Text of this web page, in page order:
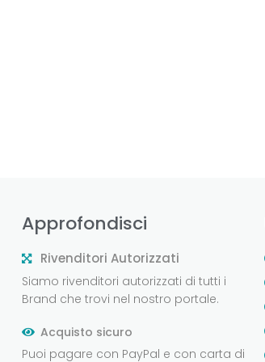
Approfondisci
Rivenditori Autorizzati
Siamo rivenditori autorizzati di tutti i
Brand che trovi nel nostro portale.
Acquisto sicuro
Puoi pagare con PayPal e con carta di